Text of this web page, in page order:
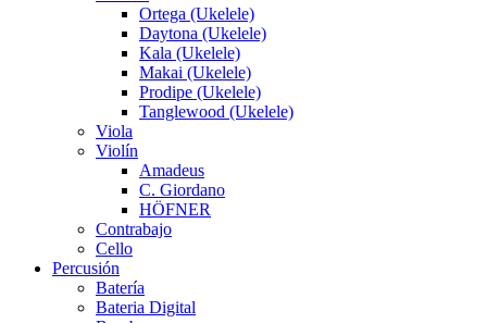
Ortega (Ukelele)
Daytona (Ukelele)
Kala (Ukelele)
Makai (Ukelele)
Prodipe (Ukelele)
Tanglewood (Ukelele)
Viola
Violín
Amadeus
C. Giordano
HÖFNER
Contrabajo
Cello
Percusión
Batería
Bateria Digital